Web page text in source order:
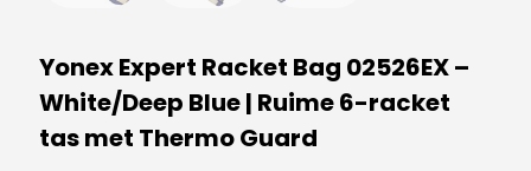
Yonex Expert Racket Bag 02526EX –
White/Deep Blue | Ruime 6-racket
tas met Thermo Guard